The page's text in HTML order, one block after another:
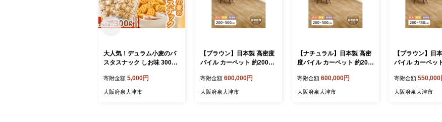
大人気！デュラム小麦のパ
スタスナック しお味 300g
ク菓子 個包装 パスタ スナ
ック 塩味 しお味 おやつ お
寄附金額 5,000円
大阪府泉大津市
【ブラウン】日本製 高密度
パイル カーペット 約200×5
00044017
寄附金額 600,000円
大阪府泉大津市
【ナチュラル】日本製 高密
度パイル カーペット 約200
調 700044007
寄附金額 600,000円
大阪府泉大津市
【ブラウン】日
パイル カーペッ
ーリング調
寄附金額 550,000
大阪府泉大津市